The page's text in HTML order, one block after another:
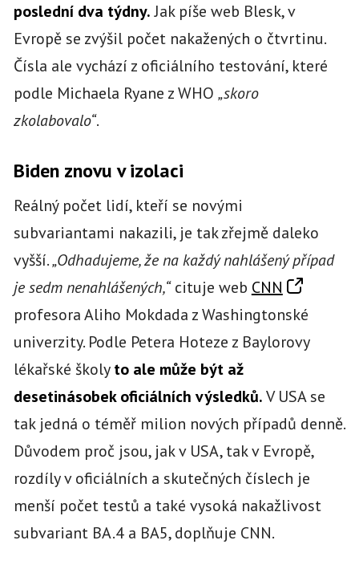
poslední dva týdny.Jak píše web Blesk, v
Evropě se zvýšil počet nakažených o čtvrtinu.
Čísla ale vychází z oficiálního testování, které
podle Michaela Ryane z WHO „skoro
zkolabovalo“.
Biden znovu v izolaci
Reálný počet lidí, kteří se novými
subvariantami nakazili, je tak zřejmě daleko
vyšší.„Odhadujeme, že na každý nahlášený případ
je sedm nenahlášených,“cituje web CNN
profesora Aliho Mokdada z Washingtonské
univerzity. Podle Petera Hoteze z Baylorovy
lékařské školyto ale může být až
desetinásobek oficiálních výsledků.V USA se
tak jedná o téměř milion nových případů denně.
Důvodem proč jsou, jak v USA, tak v Evropě,
rozdíly v oficiálních a skutečných číslech je
menší počet testů a také vysoká nakažlivost
subvariant BA.4 a BA5, doplňuje CNN.